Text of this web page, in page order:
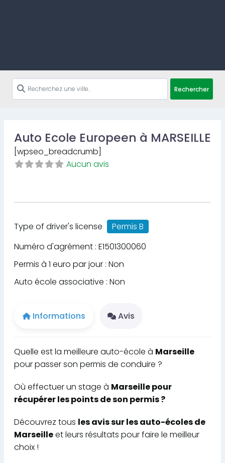
Rechercher
Auto Ecole Europeen à MARSEILLE
[wpseo_breadcrumb]
Aucun avis
Type of driver's license
Permis B
Numéro d'agrément : E1501300060
Permis à 1 euro par jour : Non
Auto école associative : Non
Informations Avis
Quelle est la meilleure auto-école à Marseille
pour passer son permis de conduire ?
Où effectuer un stage à Marseille pour
récupérer les points de son permis ?
Découvrez tous les avis sur les auto-écoles de
Marseilleet leurs résultats pour faire le meilleur
choix !